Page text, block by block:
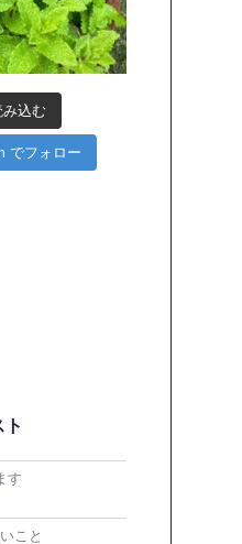
込む
でフォロー
す
こと